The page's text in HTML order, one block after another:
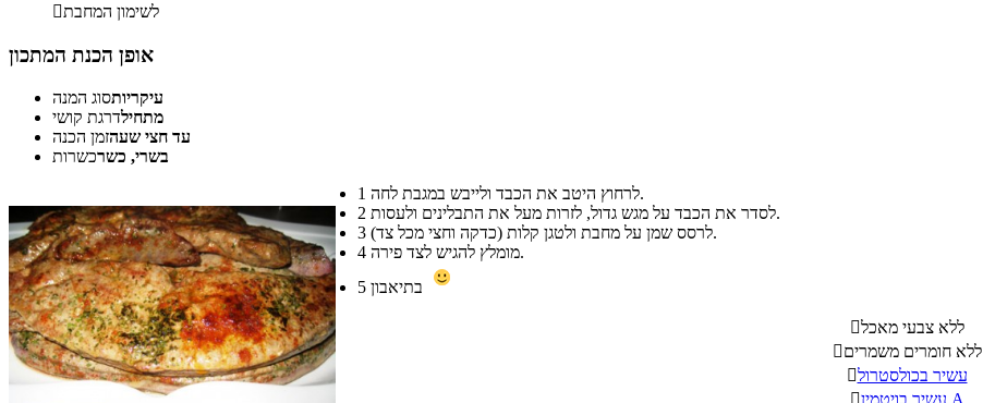
לשימון המחבת
אופן הכנת המתכון
עיקריותסוג המנה
מתחילדרגת קושי
עד חצי שעהזמן הכנה
בשרי, כשרכשרות
1
לרחוץ היטב את הכבד ולייבש במגבת לחה.
2
לסדר את הכבד על מגש גדול, לזרות מעל את התבלינים ולעסות.
3
לרסס שמן על מחבת ולטגן קלות (כדקה וחצי מכל צד).
4
מומלץ להגיש לצד פירה.
5
ללא צבעי מאכל
ללא חומרים משמרים
עשיר בכולסטרול

עשיר בויטמין A